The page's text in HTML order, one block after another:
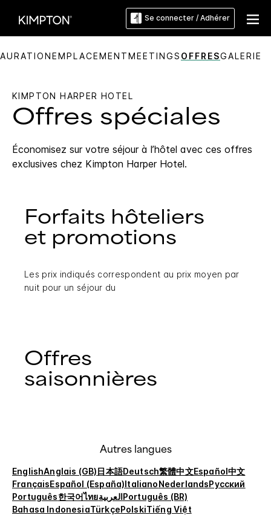
Se connecter / Adhérer
EMPLACEMENTMEETINGS OFFRESGALERIE
KIMPTON HARPER HOTEL
Offres spéciales
Économisez sur votre séjour à l’hôtel avec ces offres
exclusives chez Kimpton Harper Hotel.
Forfaits hôteliers
et promotions
Les prix indiqués correspondent au prix moyen par
nuit pour un séjour du
Offres
saisonnières
Autres langues
EnglishAnglais (GB)日本語Deutsch繁體中文Español中文
FrançaisEspañol (España)ItalianoNederlandsРусский
Português한국어ไทยالعربيةPortuguês (BR)
Bahasa IndonesiaTürkçePolskiTiếng Việt